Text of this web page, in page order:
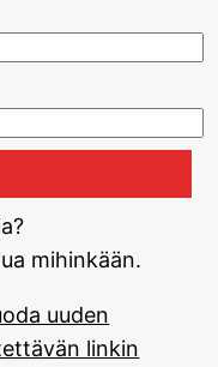
mihinkään.
uuden
linkin